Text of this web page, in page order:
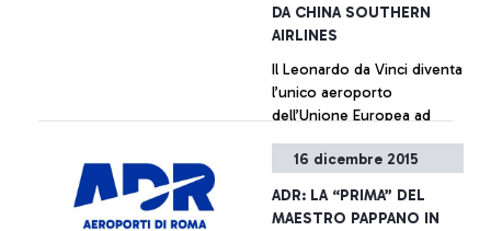
DA CHINA SOUTHERN
AIRLINES
Il Leonardo da Vinci diventa
l’unico aeroporto
dell’Unione Europea ad
vettori cinesi
+ Approfondisci
16 dicembre 2015
ADR: LA “PRIMA” DEL
MAESTRO PAPPANO IN